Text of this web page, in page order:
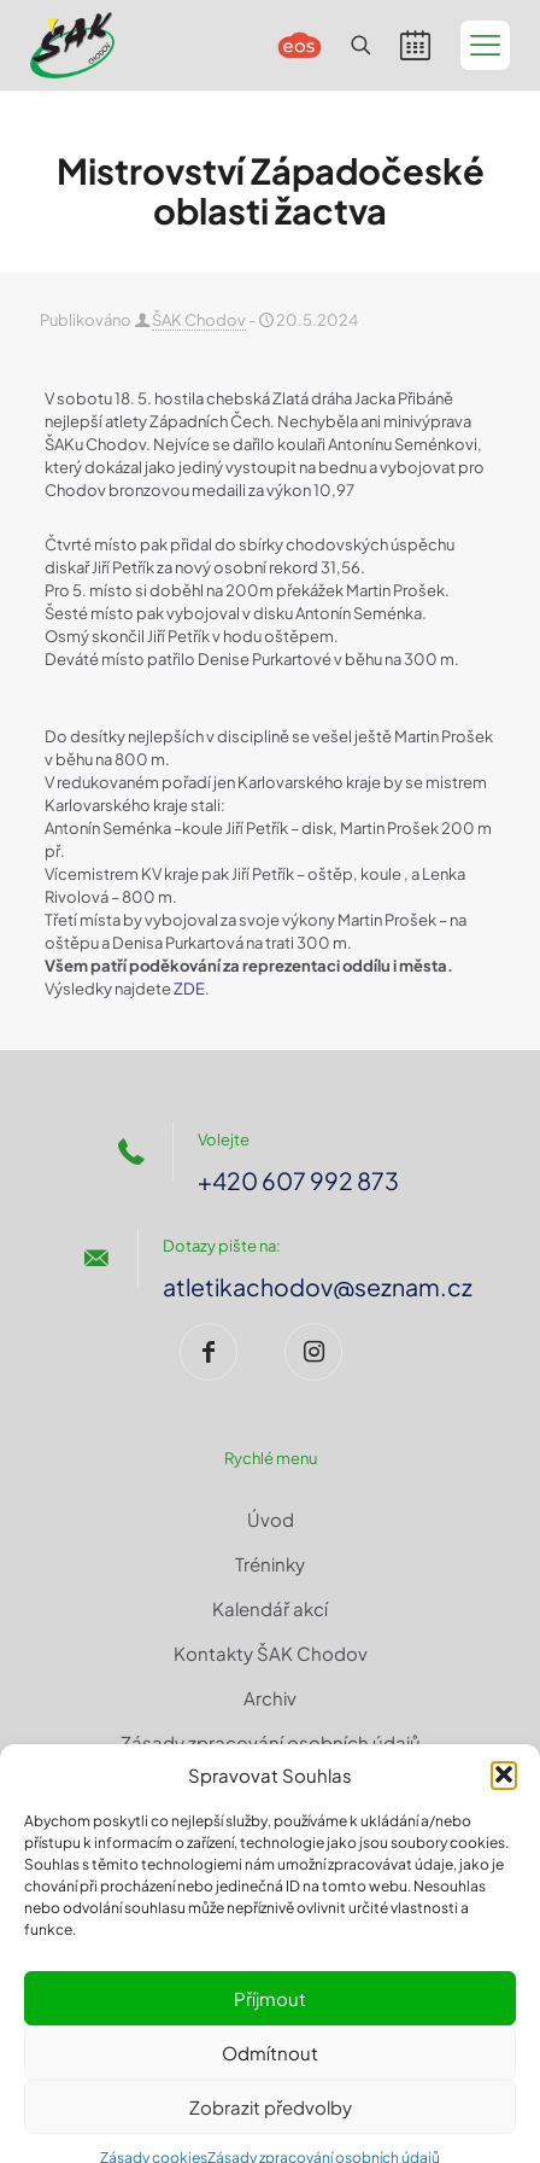
Spravovat Souhlas
Abychom poskytli co nejlepší služby, používáme k ukládání a/nebo
přístupu k informacím o zařízení, technologie jako jsou soubory cookies.
Souhlas s těmito technologiemi nám umožní zpracovávat údaje, jako je
chování při procházení nebo jedinečná ID na tomto webu. Nesouhlas
nebo odvolání souhlasu může nepříznivě ovlivnit určité vlastnosti a
funkce.
Příjmout
Odmítnout
Zobrazit předvolby
Zásady cookiesZásady zpracování osobních údajů
Mistrovství Západočeské
oblasti žactva
Publikováno ŠAK Chodov- 20.5.2024
V sobotu 18. 5. hostila chebská Zlatá dráha Jacka Přibáně
nejlepší atlety Západních Čech. Nechyběla ani minivýprava
ŠAKu Chodov. Nejvíce se dařilo koulaři Antonínu Seménkovi,
který dokázal jako jediný vystoupit na bednu a vybojovat pro
Chodov bronzovou medaili za výkon 10,97
Čtvrté místo pak přidal do sbírky chodovských úspěchu
diskař Jiří Petřík za nový osobní rekord 31,56.
Pro 5. místo si doběhl na 200m překážek Martin Prošek.
Šesté místo pak vybojoval v disku Antonín Seménka.
Osmý skončil Jiří Petřík v hodu oštěpem.
Deváté místo patřilo Denise Purkartové v běhu na 300 m.
Do desítky nejlepších v disciplině se vešel ještě Martin Prošek
v běhu na 800 m.
V redukovaném pořadí jen Karlovarského kraje by se mistrem
Karlovarského kraje stali:
Antonín Seménka –koule Jiří Petřík – disk, Martin Prošek 200 m
př.
Vícemistrem KV kraje pak Jiří Petřík – oštěp, koule , a Lenka
Rivolová – 800 m.
Třetí místa by vybojoval za svoje výkony Martin Prošek – na
oštěpu a Denisa Purkartová na trati 300 m.
Všem patří poděkování za reprezentaci oddílu i města.
Výsledky najdeteZDE.
Volejte
+420 607 992 873
Dotazy pište na:
atletikachodov@seznam.cz
Rychlé menu
Úvod
Tréninky
Kalendář akcí
Kontakty ŠAK Chodov
Archiv
Zásady zpracování osobních údajů
Zásady cookies (EU)
© 2026 sakchodov.cz | All Rights Reserved | Powered by